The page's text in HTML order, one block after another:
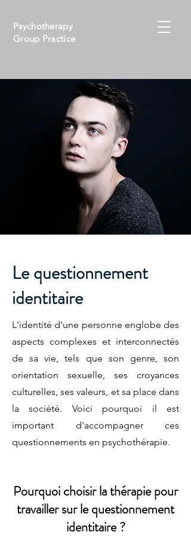
Psychotherapy
Group Practice
Le questionnement
identitaire
L'identité d'une personne englobe des
aspects complexes et interconnectés
de sa vie, tels que son genre, son
orientation sexuelle, ses croyances
culturelles, ses valeurs, et sa place dans
la société. Voici pourquoi il est
important d'accompagner ces
questionnements en psychothérapie.
Pourquoi choisir la thérapie pour
travailler sur le questionnement
identitaire ?